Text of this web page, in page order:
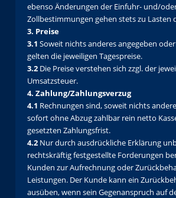
ebenso Änderungen der Einfuhr- und/
Zollbestimmungen gehen stets zu Lasten
3. Preise
3.1 Soweit nichts anderes angegeben
gelten die jeweiligen Tagespreise.
3.2 Die Preise verstehen sich zzgl. der
Umsatzsteuer.
4. Zahlung/Zahlungsverzug
4.1 Rechnungen sind, soweit nichts
sofort ohne Abzug zahlbar rein netto
gesetzten Zahlungsfrist.
4.2 Nur durch ausdrückliche Erklärung
rechtskräftig festgestellte Forderungen
Kunden zur Aufrechnung oder
Leistungen. Der Kunde kann ein
ausüben, wenn sein Gegenanspruch auf